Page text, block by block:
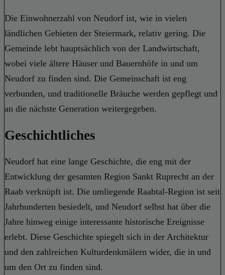
Die Einwohnerzahl von Neudorf ist, wie in vielen
ländlichen Gebieten der Steiermark, relativ gering. Die
Gemeinde lebt hauptsächlich von der Landwirtschaft,
wobei viele ältere Häuser und Bauernhöfe in und um
Neudorf zu finden sind. Die Gemeinschaft ist eng
verbunden, und traditionelle Bräuche werden gepflegt und
an die nächste Generation weitergegeben.
Geschichtliches
Neudorf hat eine lange Geschichte, die eng mit der
Entwicklung der gesamten Region Sankt Ruprecht an der
Raab verknüpft ist. Die umliegende Raabtal-Region ist seit
Jahrhunderten besiedelt, und Neudorf selbst hat über die
Jahre hinweg einige interessante historische Ereignisse
erlebt. Diese Geschichte spiegelt sich in der Architektur
und den zahlreichen Kulturdenkmälern wider, die in und
um den Ort zu finden sind.